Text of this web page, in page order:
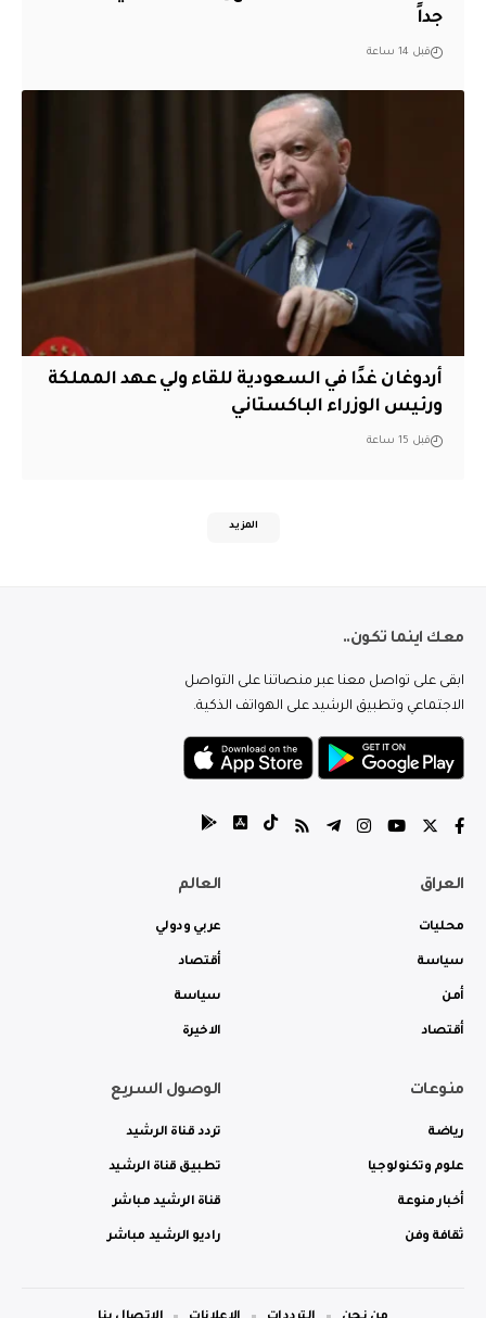
جداً
قبل 14 ساعة
أردوغان غدًا في السعودية للقاء ولي عهد المملكة
ورئيس الوزراء الباكستاني
قبل 15 ساعة
المزيد
معك اينما تكون..
ابقى على تواصل معنا عبر منصاتنا على التواصل
الاجتماعي وتطبيق الرشيد على الهواتف الذكية.
العراق
محليات
سياسة
أمن
أقتصاد
العالم
عربي ودولي
أقتصاد
سياسة
الاخيرة
منوعات
رياضة
علوم وتكنولوجيا
أخبار منوعة
ثقافة وفن
الوصول السريع
تردد قناة الرشيد
تطبيق قناة الرشيد
قناة الرشيد مباشر
راديو الرشيد مباشر